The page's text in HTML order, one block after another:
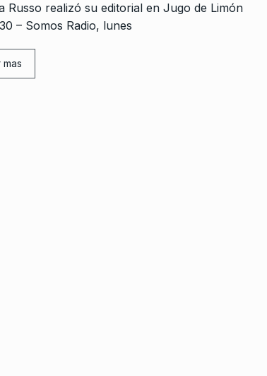
Russo realizó su editorial en Jugo de Limón
– Somos Radio, lunes
mas